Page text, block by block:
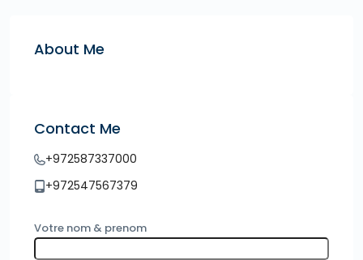
About Me
Contact Me
+972587337000
+972547567379
Votre nom & prenom